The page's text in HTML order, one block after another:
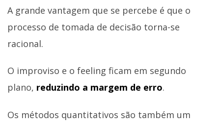
A grande vantagem que se percebe é que o
processo de tomada de decisão torna-se
racional.
O improviso e o feeling ficam em segundo
plano, reduzindo a margem de erro.
Os métodos quantitativos são também um